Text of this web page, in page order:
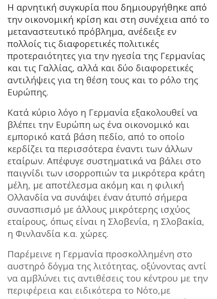
Η αρνητική συγκυρία που δημιουργήθηκε από
την οικονομική κρίση και στη συνέχεια από το
μεταναστευτικό πρόβλημα, ανέδειξε εν
πολλοίς τις διαφορετικές πολιτικές
προτεραιότητες για την ηγεσία της Γερμανίας
και τις Γαλλίας, αλλά και δύο διαφορετικές
αντιλήψεις για τη θέση τους και το ρόλο της
Ευρώπης.
Κατά κύριο λόγο η Γερμανία εξακολουθεί να
βλέπει την Ευρώπη ως ένα οικονομικό και
εμπορικό κατά βάση πεδίο, από το οποίο
κερδίζει τα περισσότερα έναντι των άλλων
εταίρων. Απέφυγε συστηματικά να βάλει στο
παιγνίδι των ισορροπιών τα μικρότερα κράτη
μέλη, με αποτέλεσμα ακόμη και η φιλική
Ολλανδία να συνάψει έναν άτυπό σήμερα
συνασπισμό με άλλους μικρότερης ισχύος
εταίρους, όπως είναι η Σλοβενία, η Σλοβακία,
η Φινλανδία κ.α. χώρες.
Παρέμεινε η Γερμανία προσκολλημένη στο
αυστηρό δόγμα της λιτότητας, οξύνοντας αντί
να αμβλύνει τις αντιθέσεις του κέντρου με την
περιφέρεια και ειδικότερα το Νότο,με